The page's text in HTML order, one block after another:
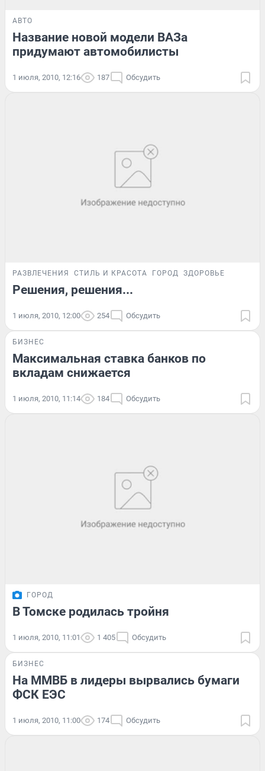
АВТО
Название новой модели ВАЗа
придумают автомобилисты
1 июля, 2010, 12:16 187 Обсудить
РАЗВЛЕЧЕНИЯ СТИЛЬ И КРАСОТА ГОРОД ЗДОРОВЬЕ
Решения, решения...
1 июля, 2010, 12:00 254 Обсудить
БИЗНЕС
Максимальная ставка банков по
вкладам снижается
1 июля, 2010, 11:14 184 Обсудить
ГОРОД
В Томске родилась тройня
1 июля, 2010, 11:01 1 405 Обсудить
БИЗНЕС
На ММВБ в лидеры вырвались бумаги
ФСК ЕЭС
1 июля, 2010, 11:00 174 Обсудить